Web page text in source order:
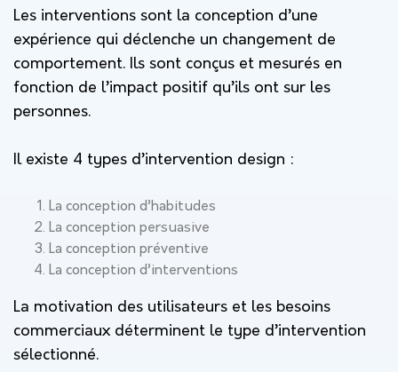
Les interventions sont la conception d’une
expérience qui déclenche un changement de
comportement. Ils sont conçus et mesurés en
fonction de l’impact positif qu’ils ont sur les
personnes.
Il existe 4 types d’intervention design :
La conception d’habitudes
La conception persuasive
La conception préventive
La conception d’interventions
La motivation des utilisateurs et les besoins
commerciaux déterminent le type d’intervention
sélectionné.